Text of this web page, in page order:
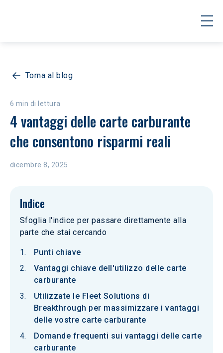
Torna al blog
6 min di lettura
4 vantaggi delle carte carburante
che consentono risparmi reali
dicembre 8, 2025
Indice
Sfoglia l'indice per passare direttamente alla
parte che stai cercando
Punti chiave
Vantaggi chiave dell'utilizzo delle carte
carburante
Utilizzate le Fleet Solutions di
Breakthrough per massimizzare i vantaggi
delle vostre carte carburante
Domande frequenti sui vantaggi delle carte
carburante